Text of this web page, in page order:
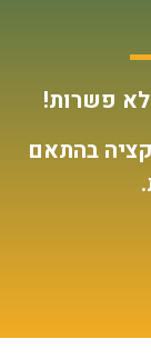
פשרות!
בהתאם